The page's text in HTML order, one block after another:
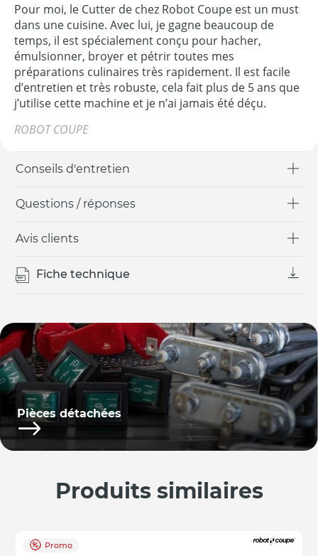
Conseils d'entretien
Questions / réponses
Avis clients
Fiche technique
Pièces détachées
Pour moi, le Cutter de chez Robot Coupe est un must
dans une cuisine. Avec lui, je gagne beaucoup de
temps, il est spécialement conçu pour hacher,
émulsionner, broyer et pétrir toutes mes
préparations culinaires très rapidement. Il est facile
d’entretien et très robuste, cela fait plus de 5 ans que
j’utilise cette machine et je n’ai jamais été déçu.
ROBOT COUPE
Produits similaires
Promo